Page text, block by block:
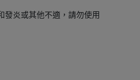
炎或其他不適，請勿使用